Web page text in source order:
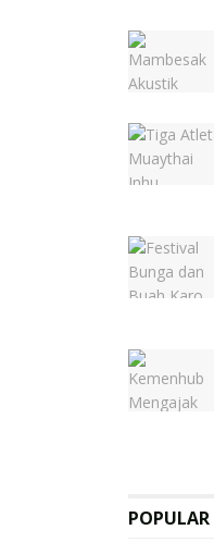
POPULAR